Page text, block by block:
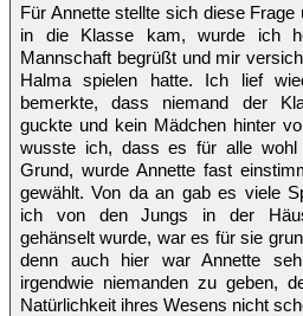
Für Annette stellte sich diese
in die Klasse kam, wurde ich
Mannschaft begrüßt und mir
Halma spielen hatte. Ich lief
bemerkte, dass niemand der
guckte und kein Mädchen hinter
wusste ich, dass es für alle
Grund, wurde Annette fast
gewählt. Von da an gab es viele
ich von den Jungs in der
gehänselt wurde, war es für sie
denn auch hier war Annette
irgendwie niemanden zu geben,
Natürlichkeit ihres Wesens nicht